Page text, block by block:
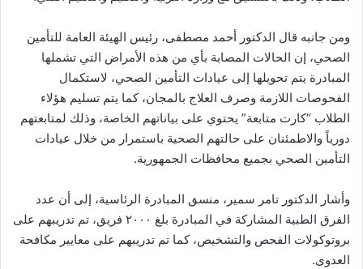
ومن جانبه قال الدكتور أحمد مصطفى، رئيس الهيئة العامة للتأمين
الصحي، إن الحالات المصابة بأي من هذه الأمراض التي تشملها
المبادرة يتم تحويلها إلى عيادات التأمين الصحي، لاستكمال
الفحوصات اللازمة وصرف العلاج بالمجان، كما يتم تسليم هؤلاء
الطلاب “كارت متابعة” يحتوي على بياناتهم الخاصة، وذلك لمتابعتهم
دورياً والاطمئنان على حالتهم الصحية باستمرار من خلال عيادات
التأمين الصحي بجميع محافظات الجمهورية.
وأشار الدكتور تامر سمير، منسق المبادرة الرئاسية، إلى أن عدد
الفرق الطبية المشاركة في المبادرة بلغ ٢٠٠٠ فريق، تم تدريبهم على
بروتوكولات الفحص والتشخيص، كما تم تدريبهم على معايير مكافحة
العدوى.